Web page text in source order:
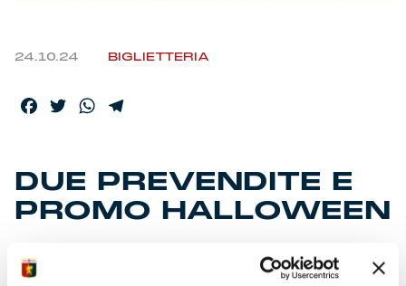
24.10.24 BIGLIETTERIA
Facebook
TwitterWhatsApp
DUE PREVENDITE E
PROMO HALLOWEEN
Prevendite Biglietti